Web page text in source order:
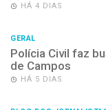
HÁ 4 DIAS
GERAL
Polícia Civil faz
de Campos
HÁ 5 DIAS